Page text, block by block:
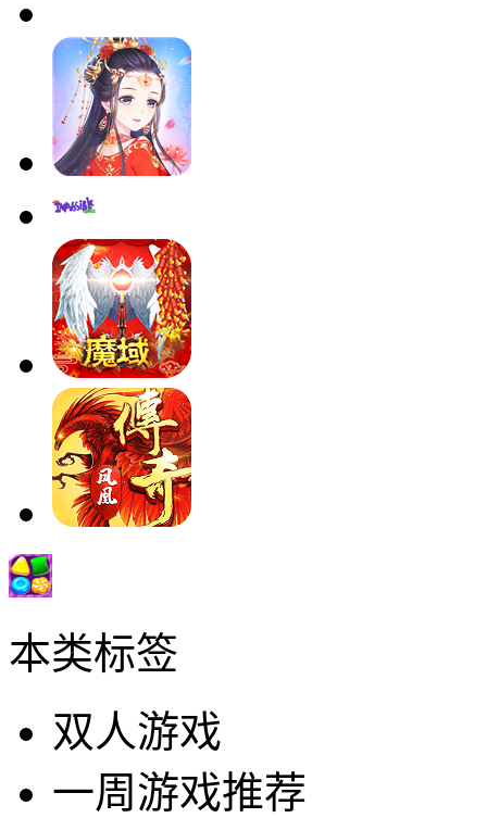
本类标签
双人游戏
一周游戏推荐